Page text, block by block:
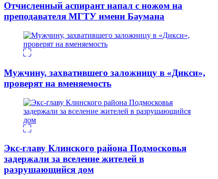
Отчисленный аспирант напал с ножом на
преподавателя МГТУ имени Баумана
Мужчину, захватившего заложницу в «Дикси»,
проверят на вменяемость
Экс-главу Клинского района Подмосковья
задержали за вселение жителей в
разрушающийся дом